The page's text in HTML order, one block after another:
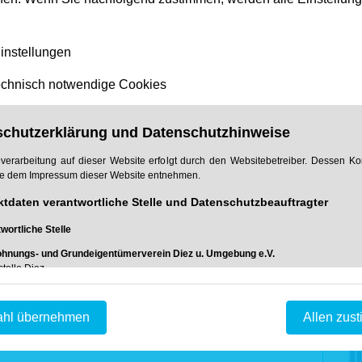
Inhalte und Werke auf diesen Seiten
Die Vervielfältigung, Bearbeitung,
außerhalb der Grenzen des Urheberrechtes
des jeweiligen Autors bzw. Erstellers.
sind nur für den privaten, nicht kommerziellen
auf dieser Seite nicht vom Betreiber erstellt
beachtet. Insbesondere werden Inhalte
Sie trotzdem auf eine
werden, bitten wir um einen entsprechenden
werden wir derartige Inhalte
Rechtsanwalt Sören Siebert
notwendige Cookies
und Datenschutzhinweise
auf dieser Website erfolgt durch den Websitebetreiber. Dessen
dem Impressum dieser Website entnehmen.
verantwortliche Stelle und Datenschutzbeauftragter
Stelle
und Grundeigentümerverein Diez u. Umgebung e.V.
Diez
übernehmen Allen